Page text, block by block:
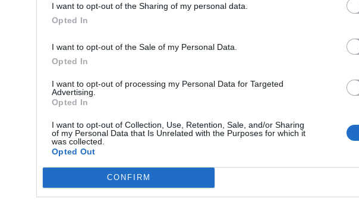
I want to opt-out of the Sharing of my personal data.
Opted In
I want to opt-out of the Sale of my Personal Data.
Opted In
I want to opt-out of processing my Personal Data for Targeted
Advertising.
Opted In
I want to opt-out of Collection, Use, Retention, Sale, and/or Sharing
of my Personal Data that Is Unrelated with the Purposes for which it
was collected.
Opted Out
CONFIRM
Klaipėdos valstybinio jūrų uosto direkcijos generalinis direktorius Algis Latakas
sako, kad priimdama sprendimą įgyvendinti žaliojo vandenilio projektą įmonė
pasirinko eiti Lietuvoje dar nepramintu keliu.